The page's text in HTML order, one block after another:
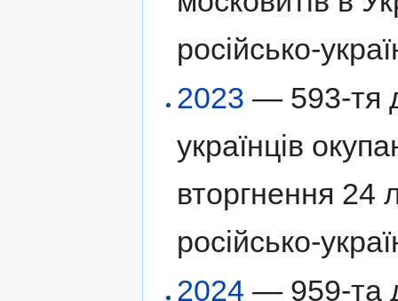
російсько-
2023 — 593-тя
українців
вторгнення 24
російсько-
2024 — 959-та